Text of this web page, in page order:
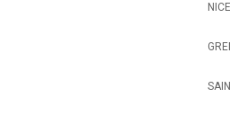
NICE